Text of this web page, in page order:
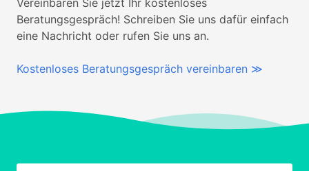
Beratungsgespräch! Schreiben Sie uns dafür einfach
eine Nachricht oder rufen Sie uns an.
Kostenloses Beratungsgespräch vereinbaren ≫